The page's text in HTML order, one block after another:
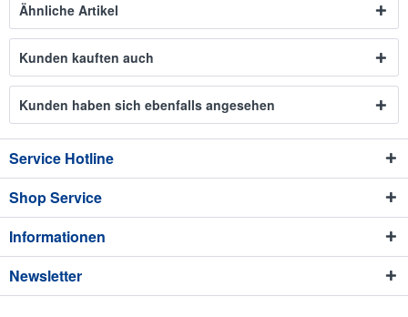
Ähnliche Artikel
Kunden kauften auch
Kunden haben sich ebenfalls angesehen
Service Hotline
Shop Service
Informationen
Newsletter